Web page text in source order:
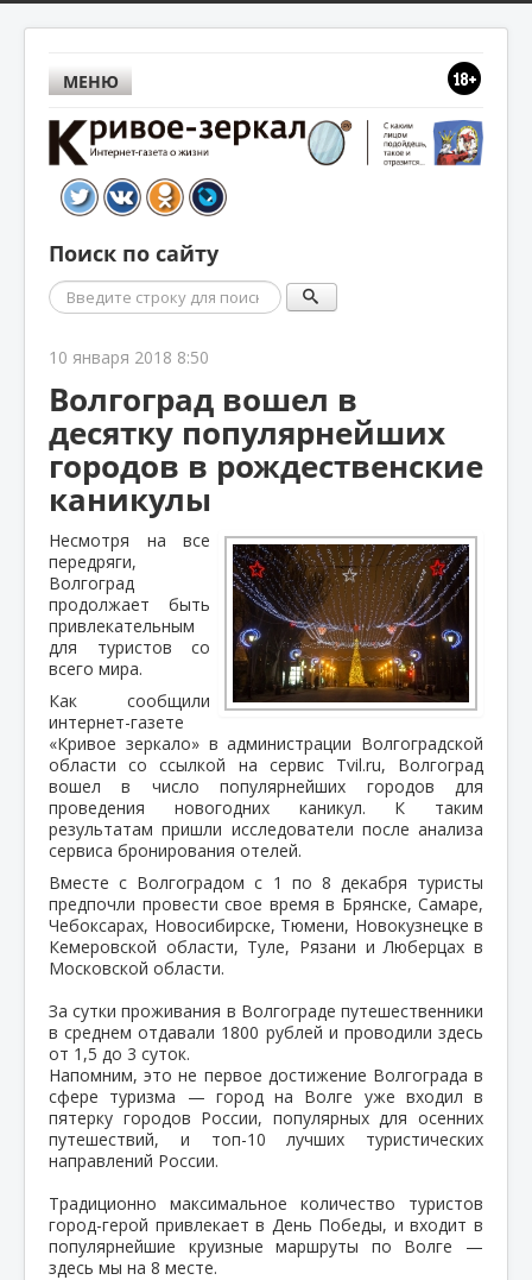
МЕНЮ
Поиск по сайту
Поиск
10 января 2018 8:50
Волгоград вошел в
десятку популярнейших
городов в рождественские
каникулы
Несмотря на все
передряги,
Волгоград
продолжает быть
привлекательным
для туристов со
всего мира.
Как сообщили
интернет-газете
«Кривое зеркало» в администрации Волгоградской
области со ссылкой на сервис Tvil.ru, Волгоград
вошел в число популярнейших городов для
проведения новогодних каникул. К таким
результатам пришли исследователи после анализа
сервиса бронирования отелей.
Вместе с Волгоградом с 1 по 8 декабря туристы
предпочли провести свое время в Брянске, Самаре,
Чебоксарах, Новосибирске, Тюмени, Новокузнецке в
Кемеровской области, Туле, Рязани и Люберцах в
Московской области.
За сутки проживания в Волгограде путешественники
в среднем отдавали 1800 рублей и проводили здесь
от 1,5 до 3 суток.
Напомним, это не первое достижение Волгограда в
сфере туризма — город на Волге уже входил в
пятерку городов России, популярных для осенних
путешествий, и топ-10 лучших туристических
направлений России.
Традиционно максимальное количество туристов
город-герой привлекает в День Победы, и входит в
популярнейшие круизные маршруты по Волге —
здесь мы на 8 месте.